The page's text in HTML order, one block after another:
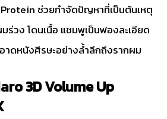
ช่วยกำจัดปัญหาที่เป็นต้นเหตุ
ร่วง โดนเนื้อ แชมพูเป็นฟองละเอียด
าดหนังศีรษะอย่างล้ำลึกถึงรากผม
3D Volume Up